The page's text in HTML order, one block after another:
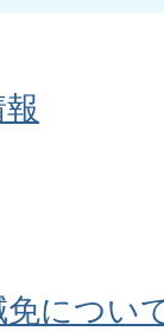
免につい